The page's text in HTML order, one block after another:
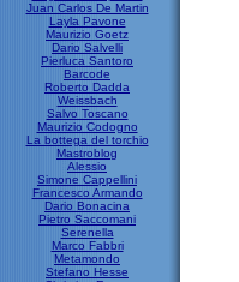
Juan Carlos De Martin
Layla Pavone
Maurizio Goetz
Dario Salvelli
Pierluca Santoro
Barcode
Roberto Dadda
Weissbach
Salvo Toscano
Maurizio Codogno
La bottega del torchio
Mastroblog
Alessio
Simone Cappellini
Francesco Armando
Dario Bonacina
Pietro Saccomani
Serenella
Marco Fabbri
Metamondo
Stefano Hesse